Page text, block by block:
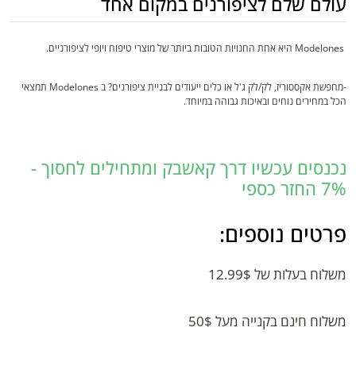
-מחפשת אקססוריז, לק/לק ג'ל או כלים ייעודים לבניית ציפורנים? ב Modelones תמצאי
הכל במחירים נוחים ובאיכות גבוהה במיוחד.
נכנסים עכשיו דרך קאשבק ומתחילים לחסוך -
7% החזר כספי
פרטים נוספים:
משלוח בעלות של 12.99$
משלוח חינם בקנייה מעל 50$